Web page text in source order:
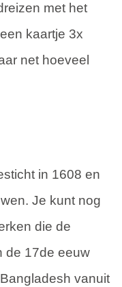
met het
kaartje 3x
net hoeveel
in 1608 en
Je kunt nog
die de
de 17de eeuw
vanuit